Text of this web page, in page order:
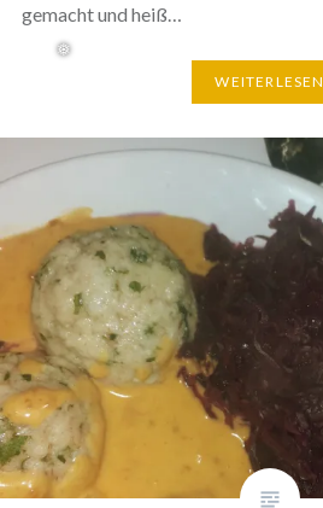
gemacht und heiß…
WEITERLESEN